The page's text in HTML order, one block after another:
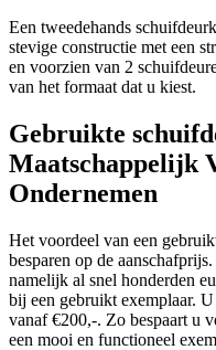
Een tweedehands
stevige constructie met een
en voorzien van 2
van het formaat dat u kiest.
Gebruikte
Maatschappelijk
Ondernemen
Het voordeel van een
besparen op de
namelijk al snel honderden
bij een gebruikt exemplaar.
vanaf €200,-. Zo bespaart u
een mooi en functioneel